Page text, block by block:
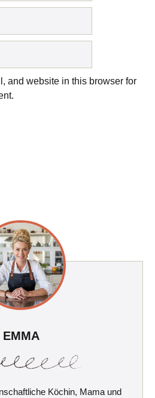
and website in this browser for
EMMA
Köchin, Mama und